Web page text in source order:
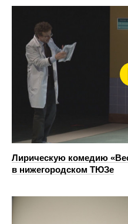
Лирическую комедию
в нижегородском ТЮЗе